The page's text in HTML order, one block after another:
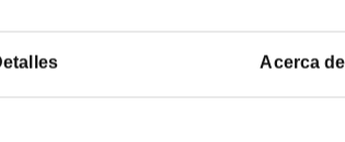
Acerca
Las Claves para la Destrucción de